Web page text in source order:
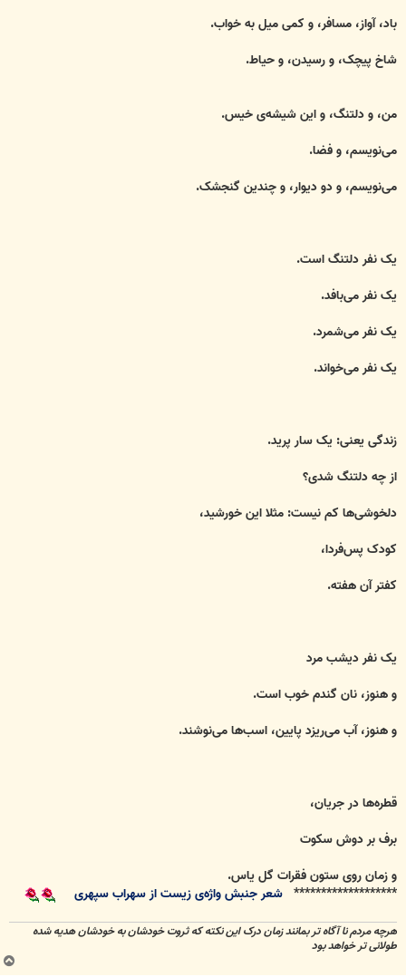
باد، آواز، مسافر، و کمی میل به خواب.
شاخ پیچک، و رسیدن، و حیاط.
من، و دلتنگ، و این شیشه‌ی خیس.
می‌نویسم، و فضا.
می‌نویسم، و دو دیوار، و چندین گنجشک.
یک نفر دلتنگ است.
یک نفر می‌بافد.
یک نفر می‌شمرد.
یک نفر می‌خواند.
زندگی یعنی: یک سار پرید.
از چه دلتنگ شدی؟
دلخوشی‌ها کم نیست: مثلا این خورشید،
کودک پس‌فردا،
کفتر آن هفته.
یک نفر دیشب مرد
و هنوز، نان گندم خوب است.
و هنوز، آب می‌ریزد پایین، اسب‌ها می‌نوشند.
قطره‌ها در جریان،
برف بر دوش سکوت
و زمان روی ستون فقرات گل یاس.
******************* شعر جنبش واژه‌ی زیست از سهراب سپهری
هرچه مردم نا آگاه تر بمانند زمان درک این نکته که ثروت خودشان به خودشان هدیه شده
طولانی تر خواهد بود